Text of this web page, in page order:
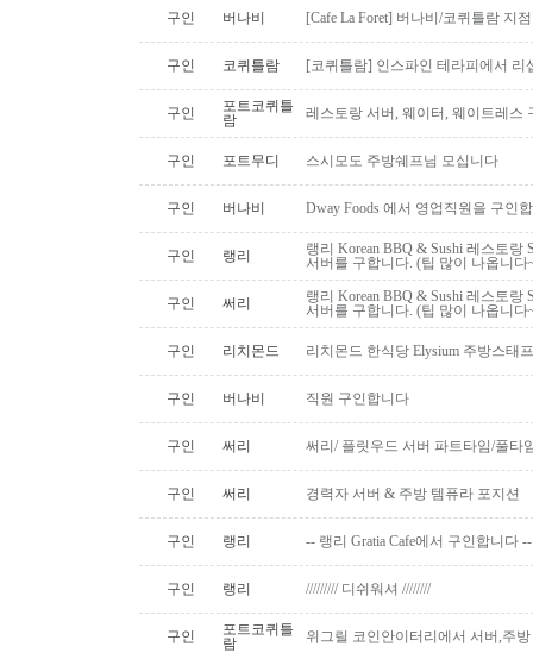
구인 버나비 [Cafe La Foret] 버나비/코퀴틀람 지
구인 코퀴틀람 [코퀴틀람] 인스파인 테라피에서 리
구인
포트코퀴틀
람
레스토랑 서버, 웨이터, 웨이트레스
구인 포트무디 스시모도 주방쉐프님 모십니다
구인 버나비 Dway Foods 에서 영업직원을 구인
구인 랭리
랭리 Korean BBQ & Sushi 레스토
서버를 구합니다. (팁 많이 나옵니다
구인 써리
랭리 Korean BBQ & Sushi 레스토
서버를 구합니다. (팁 많이 나옵니다
구인 리치몬드 리치몬드 한식당 Elysium 주방스태
구인 버나비 직원 구인합니다
구인 써리 써리/ 플릿우드 서버 파트타임/풀타
구인 써리 경력자 서버 & 주방 템퓨라 포지션
구인 랭리 -- 랭리 Gratia Cafe에서 구인합니다 --
구인 랭리 ///////// 디쉬워셔 ////////
구인
포트코퀴틀
람
위그릴 코인안이터리에서 서버,주